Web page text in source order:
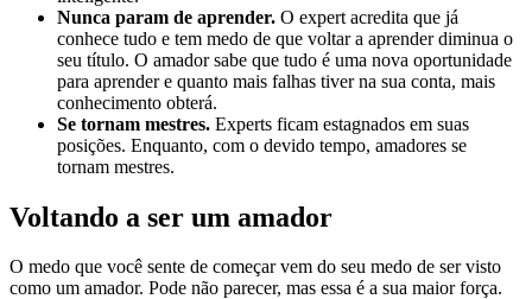
Nunca param de aprender. O expert acredita que já
conhece tudo e tem medo de que voltar a aprender diminua o
seu título. O amador sabe que tudo é uma nova oportunidade
para aprender e quanto mais falhas tiver na sua conta, mais
conhecimento obterá.
Se tornam mestres. Experts ficam estagnados em suas
posições. Enquanto, com o devido tempo, amadores se
tornam mestres.
Voltando a ser um amador
O medo que você sente de começar vem do seu medo de ser visto
como um amador. Pode não parecer, mas essa é a sua maior força.